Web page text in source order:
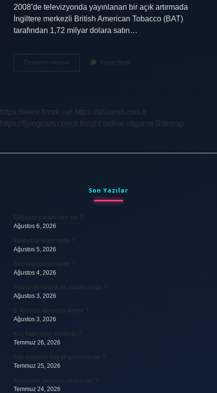
2008’de televizyonda yayınlanan bir açık artırmada
İngiltere merkezli British American Tobacco (BAT)
tarafından 1,72 milyar dolara satın…
Devamını okuyun
Sigara
Yorum Bırak
https://www.frmtrk.net https://atlasnet.com.tr
https://flyingcam.com.tr knight online nttgame Sitemap
Son Yazılar
Boğazda parazit olur mu ?
Ağustos 6, 2026
Kubbet-ül-İslam nedir ?
Ağustos 5, 2026
Avarların görevi nedir ?
Ağustos 4, 2026
Adana’da kuyruk ne zaman doğar ?
Ağustos 3, 2026
5. Kolordu komutanı kimdir ?
Ağustos 3, 2026
Koç başı neyin sembolü ?
Temmuz 26, 2026
Sıfır araçların kaç yıl garantisi var ?
Temmuz 25, 2026
Karıncalar yuvasını nasıl bulur ?
Temmuz 24, 2026